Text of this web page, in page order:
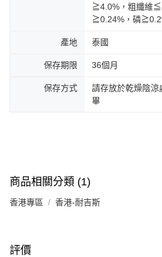
≧4.0%，粗纖維
≧0.24%，磷
產地 泰國
保存期限 36個月
保存方式
請存放於乾燥陰涼
畢
商品相關分類 (1)
香港專區 香港-耐吉斯
評價